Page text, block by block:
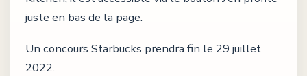
juste en bas de la page.
Un concours Starbucks prendra fin le 29 juillet
2022.